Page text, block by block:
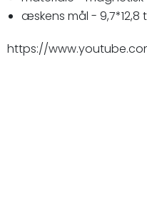
æskens mål - 9,7*12,8
https://